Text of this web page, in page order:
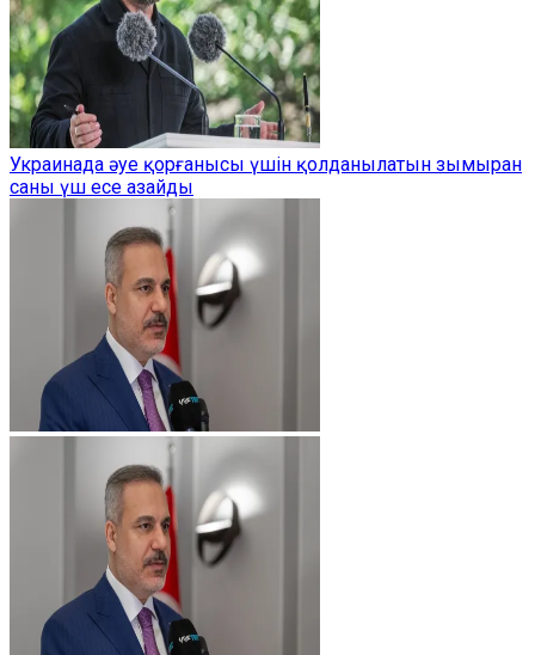
Украинада әуе қорғанысы үшін қолданылатын зымыран
саны үш есе азайды